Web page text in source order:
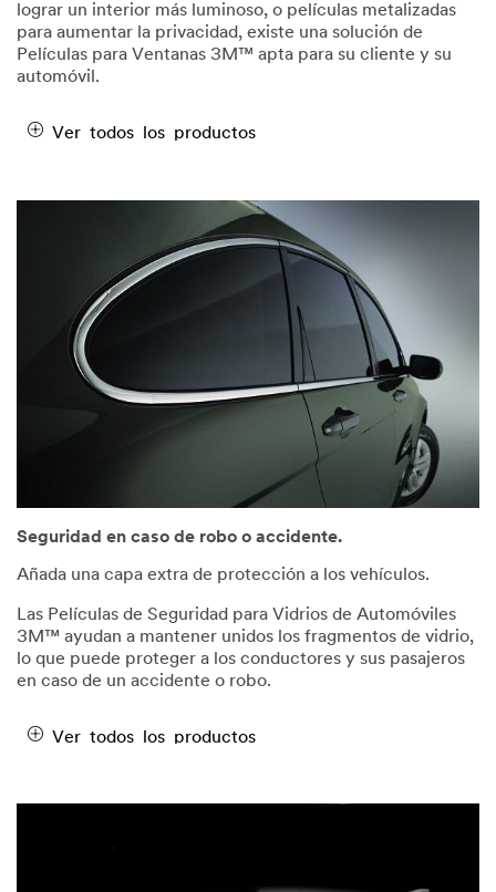
lograr un interior más luminoso, o películas metalizadas
para aumentar la privacidad, existe una solución de
Películas para Ventanas 3M™ apta para su cliente y su
automóvil.
Ver todos los productos
Seguridad en caso de robo o accidente.
Añada una capa extra de protección a los vehículos.
Las Películas de Seguridad para Vidrios de Automóviles
3M™ ayudan a mantener unidos los fragmentos de vidrio,
lo que puede proteger a los conductores y sus pasajeros
en caso de un accidente o robo.
Ver todos los productos